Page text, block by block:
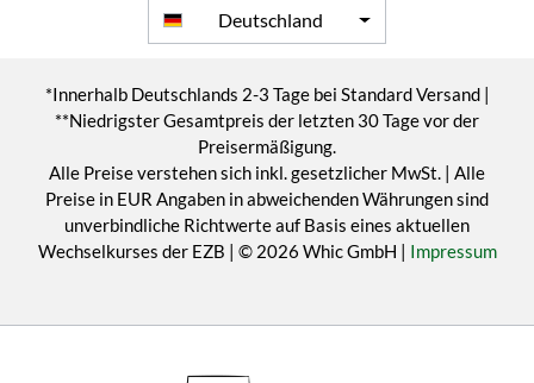
Deutschland
*Innerhalb Deutschlands 2-3 Tage bei Standard Versand |
**Niedrigster Gesamtpreis der letzten 30 Tage vor der
Preisermäßigung.
Alle Preise verstehen sich inkl. gesetzlicher MwSt. | Alle
Preise in EUR Angaben in abweichenden Währungen sind
unverbindliche Richtwerte auf Basis eines aktuellen
Wechselkurses der EZB | © 2026 Whic GmbH | Impressum